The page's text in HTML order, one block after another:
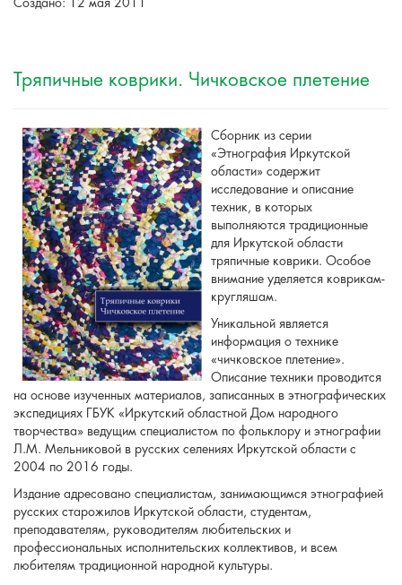
Создано: 12 мая 2011
Тряпичные коврики. Чичковское плетение
Сборник из серии
«Этнография Иркутской
области» содержит
исследование и описание
техник, в которых
выполняются традиционные
для Иркутской области
тряпичные коврики. Особое
внимание уделяется коврикам-
кругляшам.
Уникальной является
информация о технике
«чичковское плетение».
Описание техники проводится
на основе изученных материалов, записанных в этнографических
экспедициях ГБУК «Иркутский областной Дом народного
творчества» ведущим специалистом по фольклору и этнографии
Л.М. Мельниковой в русских селениях Иркутской области с
2004 по 2016 годы.
Издание адресовано специалистам, занимающимся этнографией
русских старожилов Иркутской области, студентам,
преподавателям, руководителям любительских и
профессиональных исполнительских коллективов, и всем
любителям традиционной народной культуры.